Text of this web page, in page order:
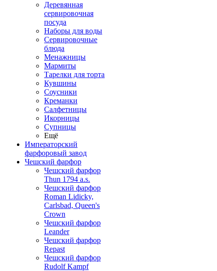
Деревянная
сервировочная
посуда
Наборы для воды
Сервировочные
блюда
Менажницы
Мармиты
Тарелки для торта
Кувшины
Соусники
Креманки
Салфетницы
Икорницы
Супницы
Ещё
Императорский
фарфоровый завод
Чешский фарфор
Чешский фарфор
Thun 1794 a.s.
Чешский фарфор
Roman Lidicky,
Carlsbad, Queen's
Crown
Чешский фарфор
Leander
Чешский фарфор
Repast
Чешский фарфор
Rudolf Kampf